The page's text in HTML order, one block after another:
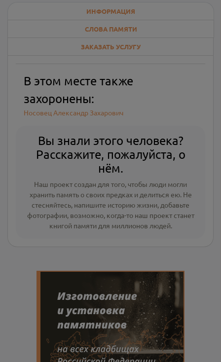
ИНФОРМАЦИЯ
СЛОВА ПАМЯТИ
ЗАКАЗАТЬ УСЛУГУ
В этом месте также
захоронены:
Носовец Александр Захарович
Вы знали этого человека?
Расскажите, пожалуйста, о
нём.
Наш проект создан для того, чтобы люди могли
хранить память о своих предках и делиться ею. Не
стесняйтесь, напишите историю жизни, добавьте
фотографии, возможно, когда-то наш проект станет
книгой памяти для миллионов людей.